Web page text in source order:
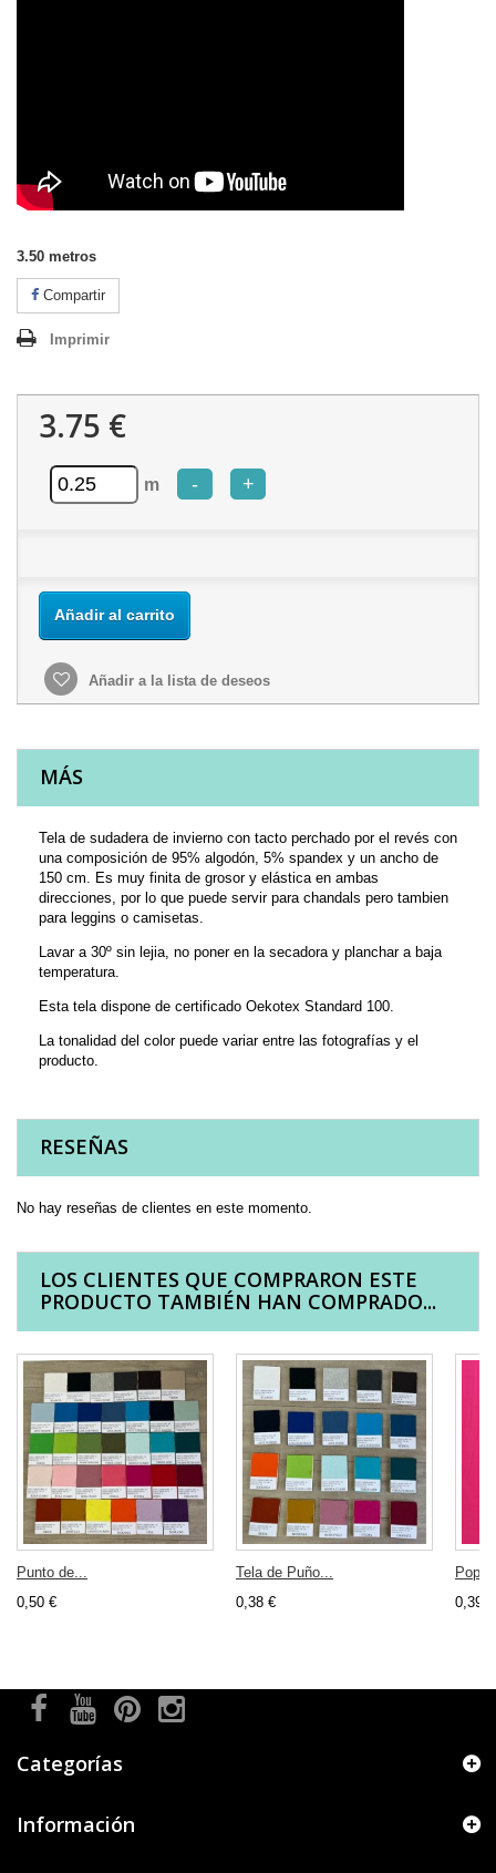
3.50 metros
Compartir
Imprimir
3.75 €
m - +
Añadir al carrito
Añadir a la lista de deseos
MÁS
Tela de sudadera de invierno con tacto perchado por el revés con
una composición de 95% algodón, 5% spandex y un ancho de
150 cm. Es muy finita de grosor y elástica en ambas
direcciones, por lo que puede servir para chandals pero tambien
para leggins o camisetas.
Lavar a 30º sin lejia, no poner en la secadora y planchar a baja
temperatura.
Esta tela dispone de certificado Oekotex Standard 100.
La tonalidad del color puede variar entre las fotografías y el
producto.
RESEÑAS
No hay reseñas de clientes en este momento.
LOS CLIENTES QUE COMPRARON ESTE
PRODUCTO TAMBIÉN HAN COMPRADO...
Punto de...
0,50 €
Tela de Puño...
0,38 €
0,39 €
Categorías
Información